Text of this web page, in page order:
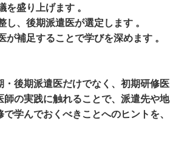
盛り上げます 。
、後期派遣医が選定します 。
補足することで学びを深めます 。
後期派遣医だけでなく、初期研修医
の実践に触れることで、派遣先や地
学んでおくべきことへのヒントを、